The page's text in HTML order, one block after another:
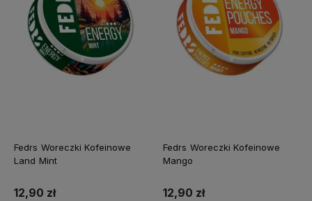
Fedrs Woreczki Kofeinowe
Land Mint
12,90 zł
Fedrs Woreczki Kofeinowe
Mango
12,90 zł